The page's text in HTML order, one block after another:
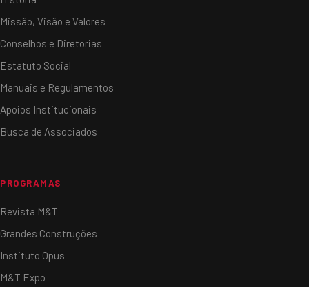
Missão, Visão e Valores
Conselhos e Diretorias
Estatuto Social
Manuais e Regulamentos
Apoios Institucionais
Busca de Associados
PROGRAMAS
Revista M&T
Grandes Construções
Instituto Opus
M&T Expo